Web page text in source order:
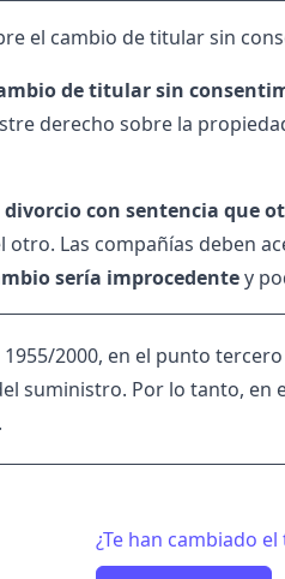
el cambio de titular sin
de titular sin
derecho sobre la
divorcio con sentencia que
Las compañías deben
sería improcedentey
1955/2000, en el punto
suministro. Por lo tanto, en
¿Te han cambiado